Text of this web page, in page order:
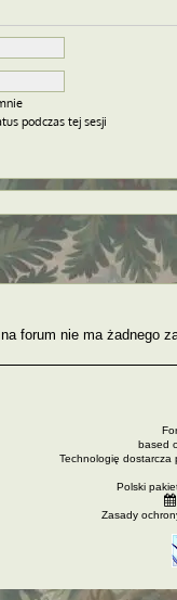
podczas tej sesji
forum nie ma żadnego
based
Technologię dostarcza
Polski
Zasady